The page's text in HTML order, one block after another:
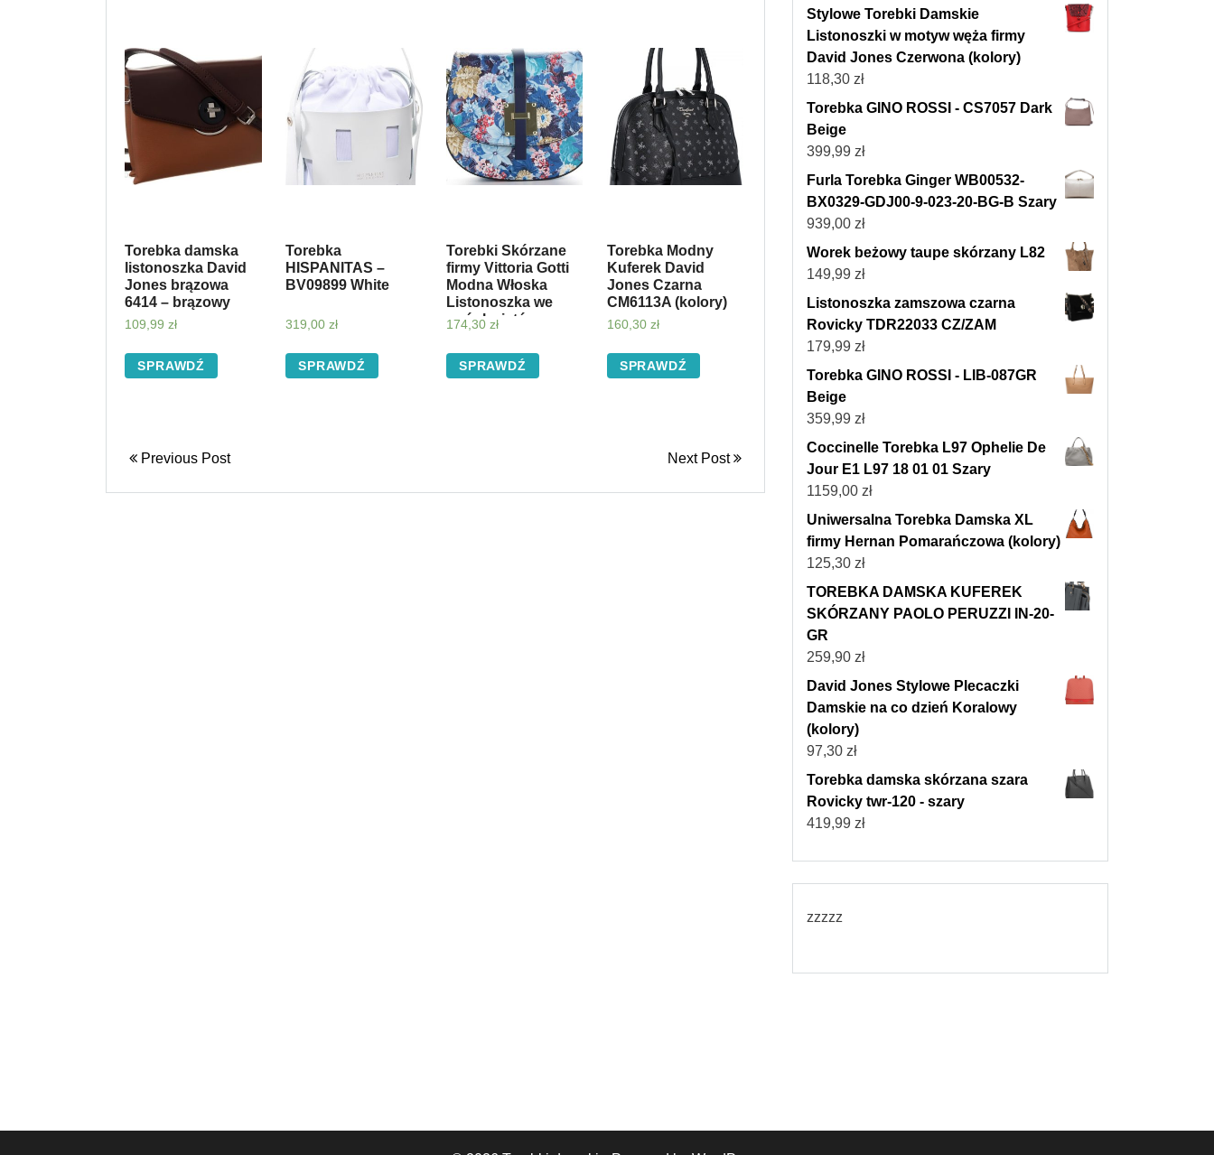
Torebka damska
listonoszka David
Jones brązowa
6414 – brązowy
109,99 zł
SPRAWDŹ
Torebka
HISPANITAS –
BV09899 White
319,00 zł
SPRAWDŹ
Torebki Skórzane
firmy Vittoria Gotti
Modna Włoska
Listonoszka we
wzór kwiatów
(kolory)
174,30 zł
SPRAWDŹ
Torebka Modny
Kuferek David
Jones Czarna
CM6113A (kolory)
160,30 zł
SPRAWDŹ
Previous Post Next Post
Stylowe Torebki Damskie
Listonoszki w motyw węża firmy
David Jones Czerwona (kolory)
118,30 zł
Torebka GINO ROSSI - CS7057 Dark
Beige
399,99 zł
Furla Torebka Ginger WB00532-
BX0329-GDJ00-9-023-20-BG-B Szary
939,00 zł
Worek beżowy taupe skórzany L82
149,99 zł
Listonoszka zamszowa czarna
Rovicky TDR22033 CZ/ZAM
179,99 zł
Torebka GINO ROSSI - LIB-087GR
Beige
359,99 zł
Coccinelle Torebka L97 Ophelie De
Jour E1 L97 18 01 01 Szary
1159,00 zł
Uniwersalna Torebka Damska XL
firmy Hernan Pomarańczowa (kolory)
125,30 zł
TOREBKA DAMSKA KUFEREK
SKÓRZANY PAOLO PERUZZI IN-20-
GR
259,90 zł
David Jones Stylowe Plecaczki
Damskie na co dzień Koralowy
(kolory)
97,30 zł
Torebka damska skórzana szara
Rovicky twr-120 - szary
419,99 zł
zzzzz